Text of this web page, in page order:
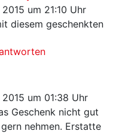
um 21:10 Uhr
diesem geschenkten
um 01:38 Uhr
Geschenk nicht gut
nehmen. Erstatte